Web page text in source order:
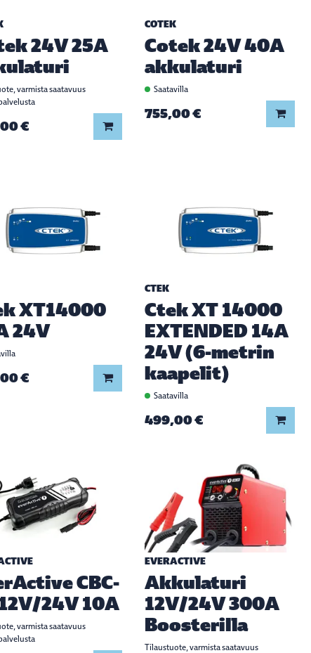
24V 25A
varmista saatavuus
€ Lisää koriin
COTEK
Cotek 24V 40A
akkulaturi
Saatavilla
755,00 €
XT14000
24V
€ Lisää koriin
CTEK
Ctek XT 14000
EXTENDED 14A
24V (6-metrin
kaapelit)
Saatavilla
499,00 €
CBC-
24V 10A
varmista saatavuus
EVERACTIVE
Akkulaturi
12V/24V 300A
Boosterilla
Tilaustuote, varmista saatavuus